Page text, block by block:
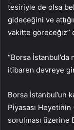
tesiriyle de olsa
gideceğini ve
vakitte göreceğiz”
“Borsa İstanbul’da
itibaren devreye
Borsa İstanbul’un
Piyasası Heyetinin
sorulması üzerine